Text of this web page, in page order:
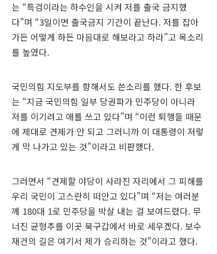
는 “특검이라는 하수인을 시켜 저를 출국 금지했
다”며 “3일이면 출국금지 기간이 끝난다. 저를 잡아
가든 어떻게 하든 마음대로 해보라고 하라”고 목소리
를 높였다.
국민의힘 지도부를 향해서도 쓴소리를 했다. 한 후보
는 “지금 국민의힘 일부 당권파가 민주당이 아니라
저를 이기려고 애를 쓰고 있다”며 “이런 퇴행들 때문
에 제대로 견제가 안 되고 그러니까 이 대통령이 저렇
게 막 나가고 있는 것”이라고 비판했다.
그러면서 “견제할 야당이 사라진 자리에서 그 피해를
우리 국민이 고스란히 떠안고 있다”며 “저는 여러분
께 180대 1로 민주당을 박살 내는 걸 보여드렸다. 무
너진 균형추를 이곳 북구갑에서 바로 세우겠다. 보수
재건의 길은 여기서 제가 승리하는 것”이라고 했다.